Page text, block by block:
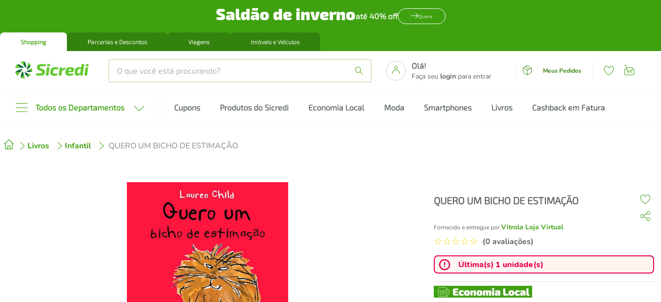
Saldão de invernoaté 40% off Quero
Shopping Parcerias e Descontos Viagens Imóveis e Veículos
O que você está procurando?
Olá!
Faça seu login para entrar
Meus Pedidos
Todos os Departamentos Cupons Produtos do Sicredi Economia Local Moda Smartphones Livros Cashback em Fatura
Livros Infantil QUERO UM BICHO DE ESTIMAÇÃO
QUERO UM BICHO DE ESTIMAÇÃO
Fornecido e entregue porVitrola Loja Virtual
☆☆☆☆☆ (0 avaliações)
Última(s) 1 unidade(s)
2º cafeteira